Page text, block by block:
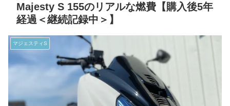
Majesty S 155のリアルな燃費【購入後5年
経過＜継続記録中＞】
マジェスティS